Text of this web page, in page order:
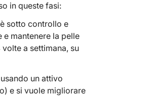
in queste fasi:
sotto controllo e
mantenere la pelle
a settimana, su
un attivo
e si vuole migliorare